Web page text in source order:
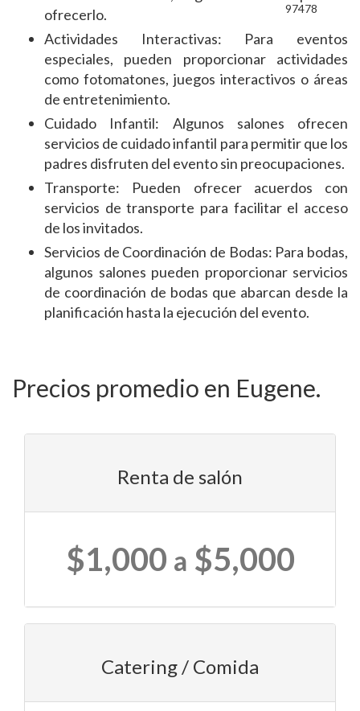
97478
ofrecerlo.
Actividades Interactivas: Para eventos
especiales, pueden proporcionar actividades
como fotomatones, juegos interactivos o áreas
de entretenimiento.
Cuidado Infantil: Algunos salones ofrecen
servicios de cuidado infantil para permitir que los
padres disfruten del evento sin preocupaciones.
Transporte: Pueden ofrecer acuerdos con
servicios de transporte para facilitar el acceso
de los invitados.
Servicios de Coordinación de Bodas: Para bodas,
algunos salones pueden proporcionar servicios
de coordinación de bodas que abarcan desde la
planificación hasta la ejecución del evento.
Precios promedio en Eugene.
Renta de salón
$1,000 a $5,000
Catering / Comida